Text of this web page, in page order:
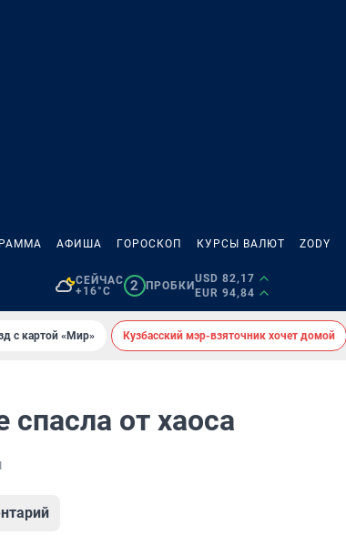
АФИША ГОРОСКОП КУРСЫ ВАЛЮТ ZODY
СЕЙЧАС
+16°C
2 ПРОБКИ
USD 82,17
EUR 94,84
с картой «Мир» Кузбасский мэр-взяточник хочет домой
спасла от хаоса